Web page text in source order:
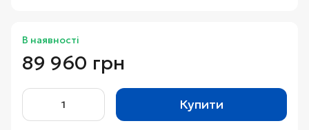
В наявності
89 960 грн
Купити